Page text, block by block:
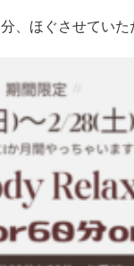
、ほぐさせていた